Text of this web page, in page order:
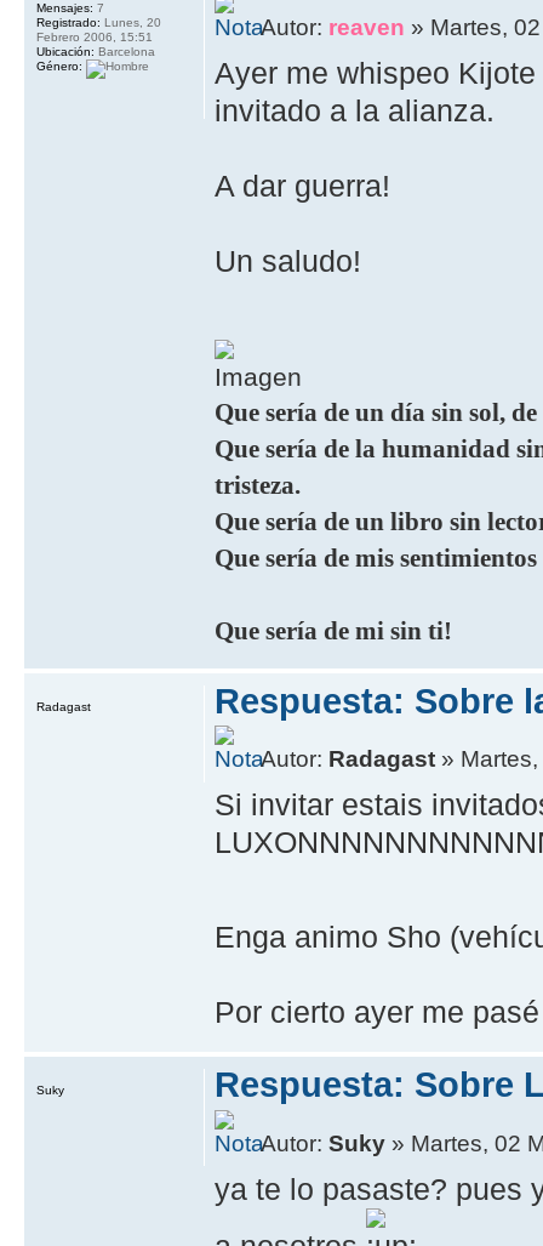
Autor: reaven » Martes,
Ayer me whispeo
invitado a la alianza.
A dar guerra!
Un saludo!
Que sería de un día sin sol,
Que sería de la humanidad
tristeza.
Que sería de un libro sin
Que sería de mis
Que sería de mi sin ti!
Mensajes: 7
Registrado: Lunes, 20
Febrero 2006, 15:51
Ubicación: Barcelona
Género:
Respuesta: Sobre
Autor: Radagast »
Si invitar estais
Enga animo Sho
Por cierto ayer me
Radagast
Respuesta: Sobre
Autor:Suky » Martes, 02
ya te lo pasaste? pues
Suky